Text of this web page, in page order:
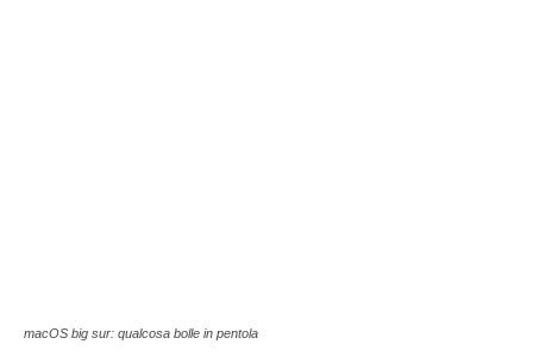
macOS big sur: qualcosa bolle in pentola